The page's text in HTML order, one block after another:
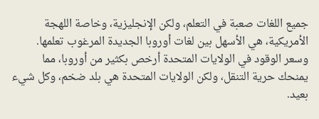
جميع اللغات صعبة في التعلم، ولكن الإنجليزية، وخاصة اللهجة
الأمريكية، هي الأسهل بين لغات أوروبا الجديدة المرغوب تعلمها.
وسعر الوقود في الولايات المتحدة أرخص بكثير من أوروبا، مما
يمنحك حرية التنقل، ولكن الولايات المتحدة هي بلد ضخم، وكل شيء
بعيد.